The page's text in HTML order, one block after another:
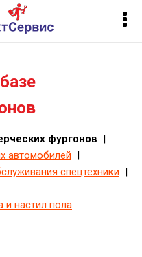
фургонов |
автомобилей |
спецтехники |
и настил пола